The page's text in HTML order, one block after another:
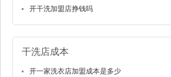
开干洗加盟店挣钱吗
干洗店成本
开一家洗衣店加盟成本是多少